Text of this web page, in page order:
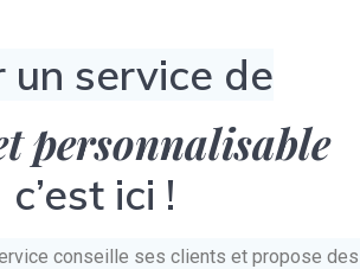
un service de
personnalisable
c’est ici !
conseille ses clients et propose des